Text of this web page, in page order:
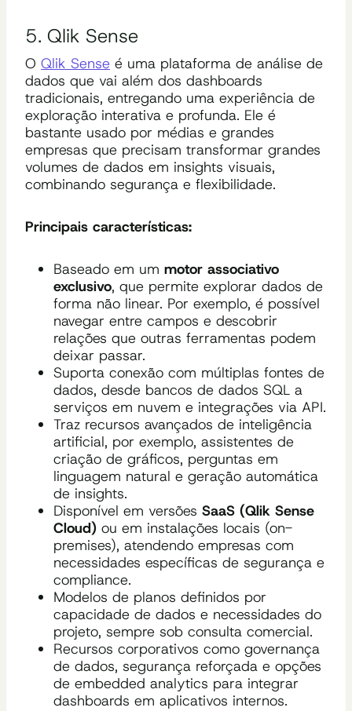
5. Qlik Sense
O Qlik Sense é uma plataforma de análise de
dados que vai além dos dashboards
tradicionais, entregando uma experiência de
exploração interativa e profunda. Ele é
bastante usado por médias e grandes
empresas que precisam transformar grandes
volumes de dados em insights visuais,
combinando segurança e flexibilidade.
Principais características:
Baseado em um motor associativo
exclusivo, que permite explorar dados de
forma não linear. Por exemplo, é possível
navegar entre campos e descobrir
relações que outras ferramentas podem
deixar passar.
Suporta conexão com múltiplas fontes de
dados, desde bancos de dados SQL a
serviços em nuvem e integrações via API.
Traz recursos avançados de inteligência
artificial, por exemplo, assistentes de
criação de gráficos, perguntas em
linguagem natural e geração automática
de insights.
Disponível em versões SaaS (Qlik Sense
Cloud) ou em instalações locais (on-
premises), atendendo empresas com
necessidades específicas de segurança e
compliance.
Modelos de planos definidos por
capacidade de dados e necessidades do
projeto, sempre sob consulta comercial.
Recursos corporativos como governança
de dados, segurança reforçada e opções
de embedded analytics para integrar
dashboards em aplicativos internos.